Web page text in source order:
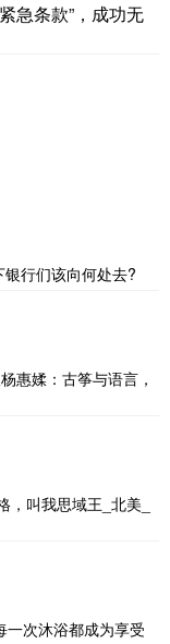
急条款”，成功无
行们该向何处去?
惠媃：古筝与语言，
叫我思域王_北美_
次沐浴都成为享受